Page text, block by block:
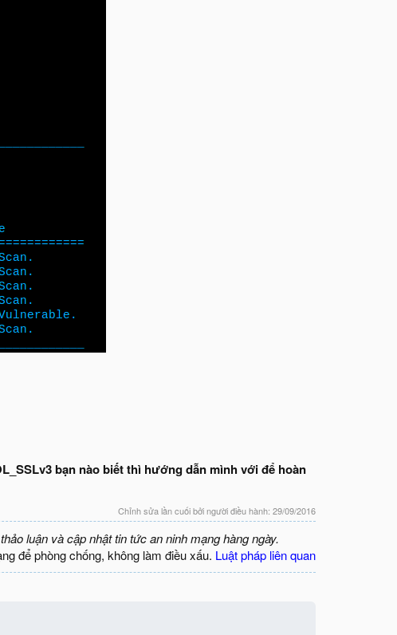
bạn nào biết thì hướng dẫn mình với để hoàn
Chỉnh sửa lần cuối bởi người điều hành: 29/09/2016
luận và cập nhật tin tức an ninh mạng hàng ngày.
để phòng chống, không làm điều xấu. Luật pháp liên quan